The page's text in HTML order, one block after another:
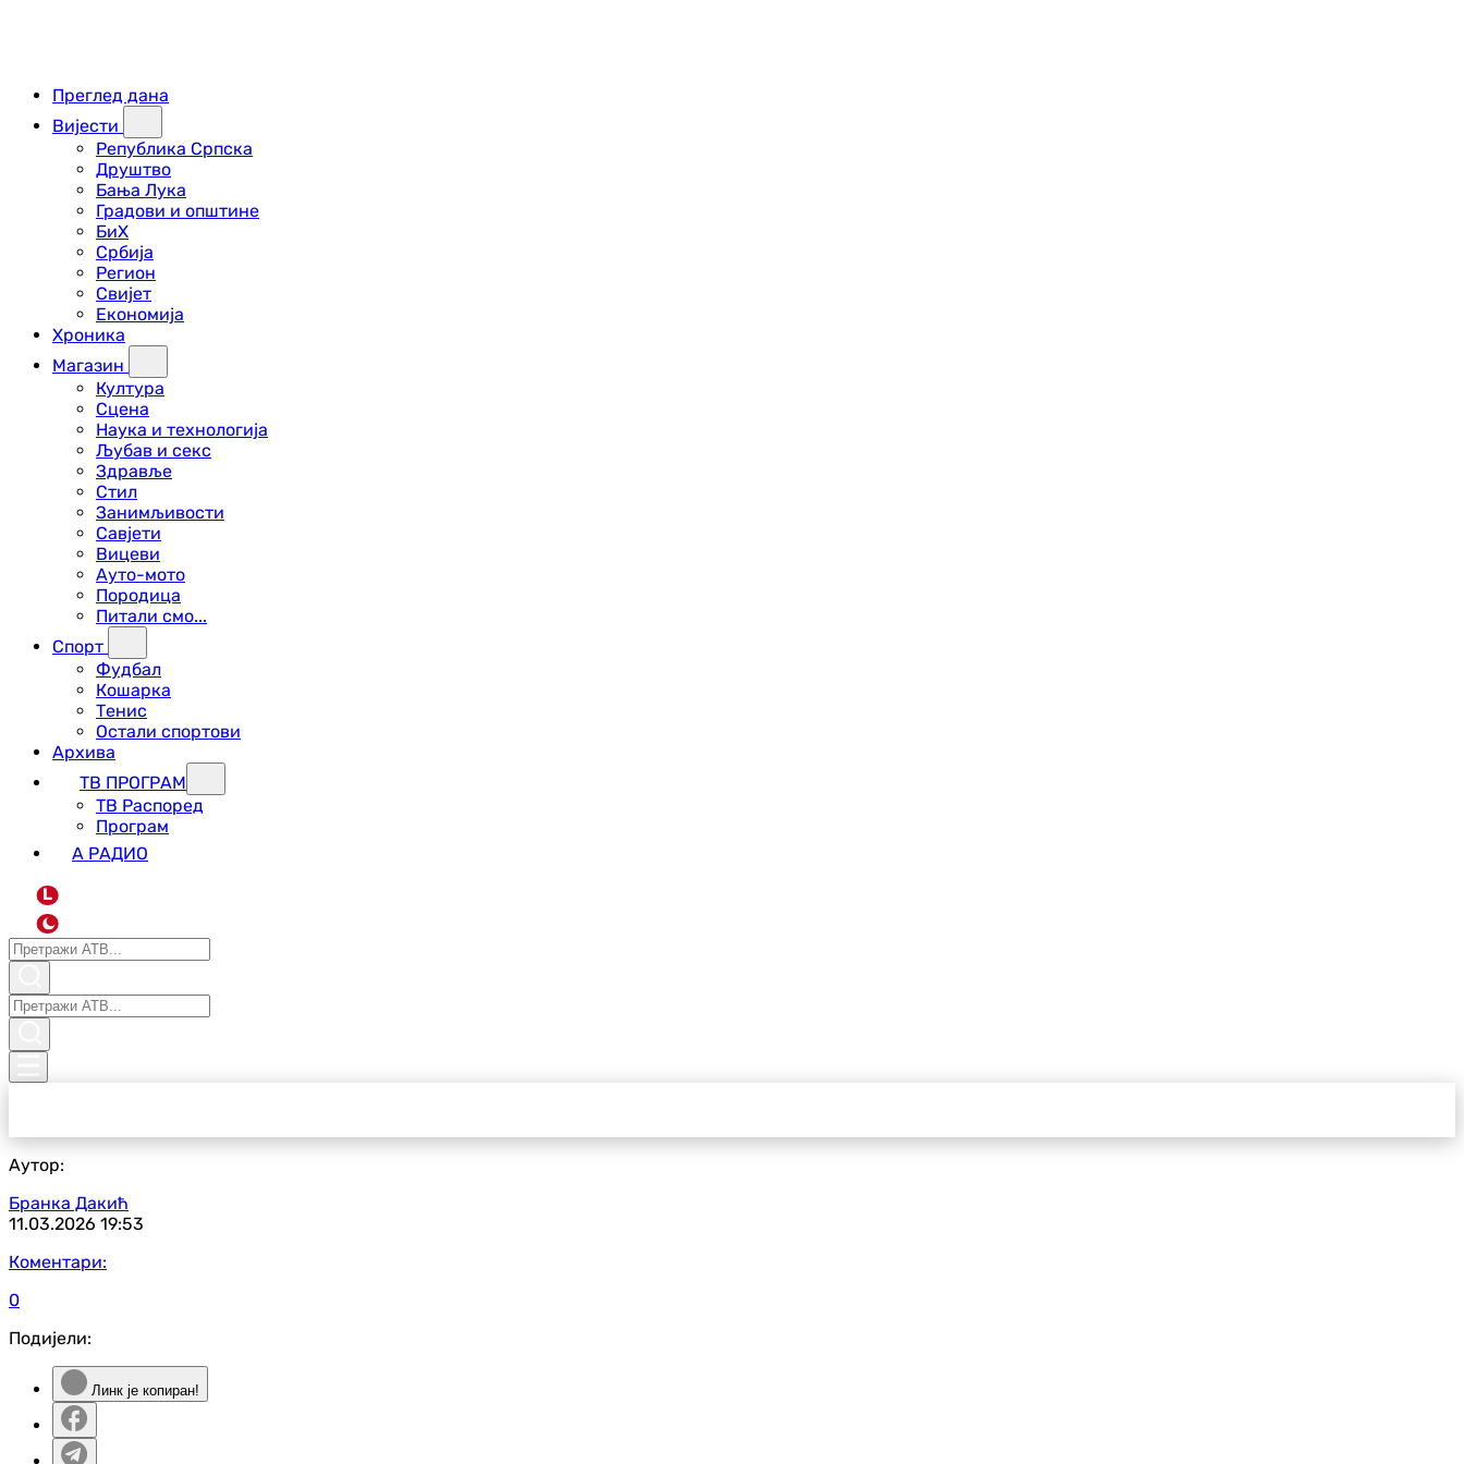
Преглед дана
Вијести
Република Српска
Друштво
Бања Лука
Градови и општине
БиХ
Србија
Регион
Свијет
Економија
Хроника
Магазин
Култура
Сцена
Наука и технологија
Љубав и секс
Здравље
Стил
Занимљивости
Савјети
Вицеви
Ауто-мото
Породица
Питали смо...
Спорт
Фудбал
Кошарка
Тенис
Остали спортови
Архива
ТВ ПРОГРАМ
ТВ Распоред
Програм
А РАДИО
L
Аутор:
Бранка Дакић
11.03.2026 19:53
Коментари:
0
Подијели:
Линк је копиран!